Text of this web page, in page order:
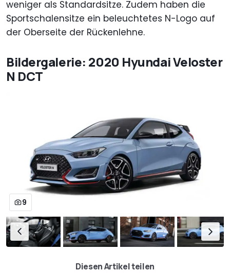
weniger als Standardsitze. Zudem haben die
Sportschalensitze ein beleuchtetes N-Logo auf
der Oberseite der Rückenlehne.
Bildergalerie: 2020 Hyundai Veloster
N DCT
9
Diesen Artikel teilen